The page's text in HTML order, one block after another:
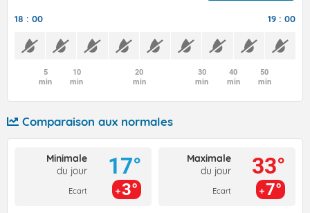
18 : 00 19 : 00
5
min
10
min
20
min
30
min
40
min
50
min
Comparaison aux normales
Minimale
du jour
Ecart
17°
3°
Maximale
du jour
Ecart
33°
7°